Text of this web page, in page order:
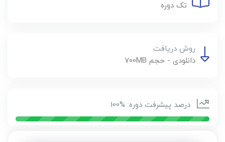
تک دوره
روش دریافت
دانلودی - حجم 700MB
درصد پیشرفت دوره: %100